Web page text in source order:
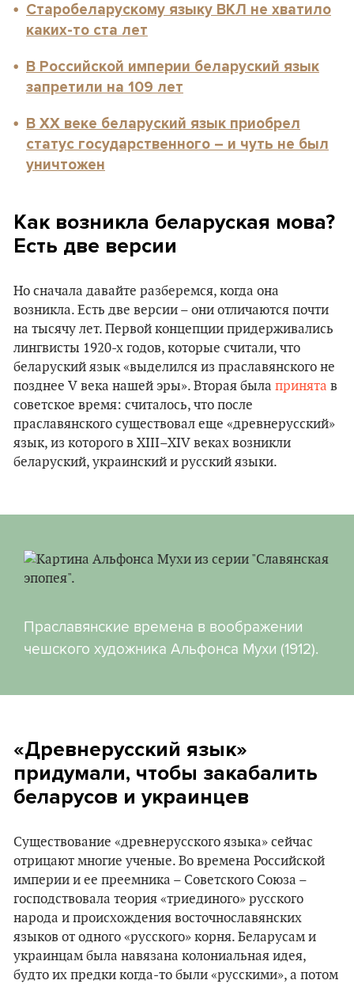
Старобеларускому языку ВКЛ не хватило
каких-то ста лет
В Российской империи беларуский язык
запретили на 109 лет
В XX веке беларуский язык приобрел
статус государственного – и чуть не был
уничтожен
Как возникла беларуская мова?
Есть две версии
Но сначала давайте разберемся, когда она
возникла. Есть две версии – они отличаются почти
на тысячу лет. Первой концепции придерживались
лингвисты 1920-х годов, которые считали, что
беларуский язык «выделился из праславянского не
позднее V века нашей эры». Вторая была принята в
советское время: считалось, что после
праславянского существовал еще «древнерусский»
язык, из которого в XIII–XIV веках возникли
беларуский, украинский и русский языки.
Праславянские времена в воображении
чешского художника Альфонса Мухи (1912).
«Древнерусский язык»
придумали, чтобы закабалить
беларусов и украинцев
Существование «древнерусского языка» сейчас
отрицают многие ученые. Во времена Российской
империи и ее преемника – Советского Союза –
господствовала теория «триединого» русского
народа и происхождения восточнославянских
языков от одного «русского» корня. Беларусам и
украинцам была навязана колониальная идея,
будто их предки когда-то были «русскими», а потом